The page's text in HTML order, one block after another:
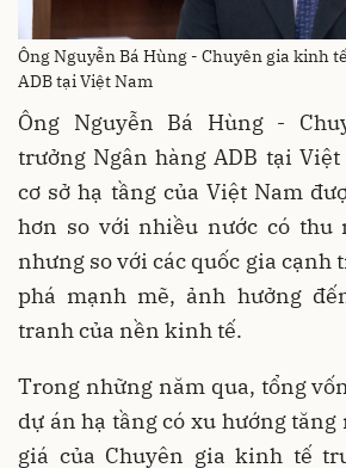
Ông Nguyễn Bá Hùng - Chuyên gia kinh
ADB tại Việt Nam
Ông Nguyễn Bá Hùng -
trưởng Ngân hàng ADB tại
cơ sở hạ tầng của Việt Nam
hơn so với nhiều nước có thu
nhưng so với các quốc gia cạnh
phá mạnh mẽ, ảnh hưởng
tranh của nền kinh tế.
Trong những năm qua, tổng
dự án hạ tầng có xu hướng
giá của Chuyên gia kinh tế